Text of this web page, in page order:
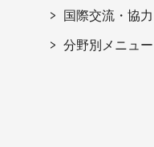
国際交流・協力
分野別メニュー